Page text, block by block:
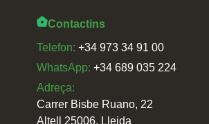
Contactins
Telefon: +34 973 34 91 00
WhatsApp: +34 689 035 224
Adreça:
Carrer Bisbe Ruano, 22
Altell 25006, Lleida